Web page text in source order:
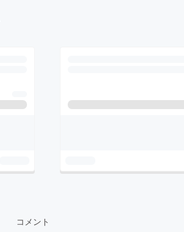
コメント